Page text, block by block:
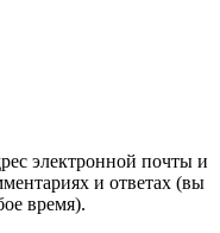
электронной почты и
и ответах (вы
время).